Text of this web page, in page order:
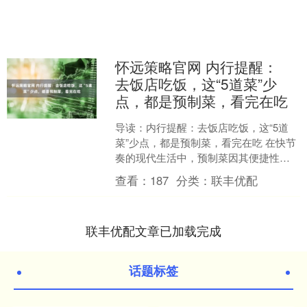
怀远策略官网 内行提醒：
去饭店吃饭，这“5道菜”少
点，都是预制菜，看完在吃
导读：内行提醒：去饭店吃饭，这“5道
菜”少点，都是预制菜，看完在吃 在快节
奏的现代生活中，预制菜因其便捷性、
标准化和成本优势，逐渐渗透至餐饮行
业的各个角落。然而....
查看： 187 分类：联丰优配
联丰优配文章已加载完成
话题标签